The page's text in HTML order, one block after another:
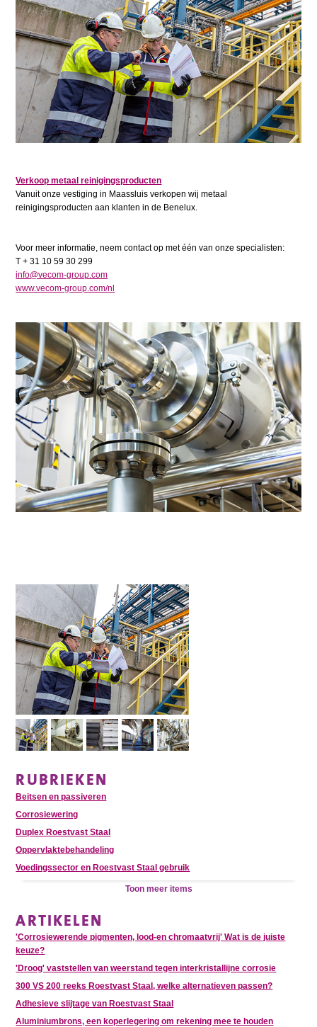
Verkoop metaal reinigingsproducten
Vanuit onze vestiging in Maassluis verkopen wij metaal
reinigingsproducten aan klanten in de Benelux.
Voor meer informatie, neem contact op met één van onze specialisten:
T + 31 10 59 30 299
info@vecom-group.com
www.vecom-group.com/nl
RUBRIEKEN
Beitsen en passiveren
Corrosiewering
Duplex Roestvast Staal
Oppervlaktebehandeling
Voedingssector en Roestvast Staal gebruik
Toon meer items
ARTIKELEN
'Corrosiewerende pigmenten, lood-en chromaatvrij' Wat is de juiste
keuze?
'Droog' vaststellen van weerstand tegen interkristallijne corrosie
300 VS 200 reeks Roestvast Staal, welke alternatieven passen?
Adhesieve slijtage van Roestvast Staal
Aluminiumbrons, een koperlegering om rekening mee te houden